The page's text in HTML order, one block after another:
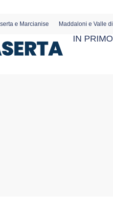
e Marcianise Maddaloni e Valle
IN